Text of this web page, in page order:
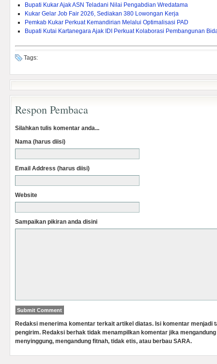
Bupati Kukar Ajak ASN Teladani Nilai Pengabdian Wredatama
Kukar Gelar Job Fair 2026, Sediakan 380 Lowongan Kerja
Pemkab Kukar Perkuat Kemandirian Melalui Optimalisasi PAD ‎
Bupati Kutai Kartanegara Ajak IDI Perkuat Kolaborasi Pembangunan
Tags:
Respon Pembaca
Silahkan tulis komentar anda...
Nama (harus diisi)
Email Address (harus diisi)
Website
Sampaikan pikiran anda disini
Redaksi menerima komentar terkait artikel diatas. Isi komentar menjadi
pengirim. Redaksi berhak tidak menampilkan komentar jika
menyinggung, mengandung fitnah, tidak etis, atau berbau SARA.